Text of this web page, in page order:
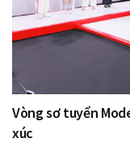
Vòng sơ tuyển
xúc